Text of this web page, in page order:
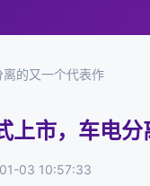
的又一个代表作
上市，车电
03 10:57:33